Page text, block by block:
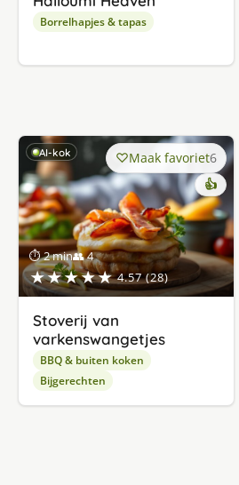
Borrelhapjes & tapas
AI-kok
⏱ 2 min👥 4
★★★★★ 4.57 (28)
Maak favoriet6
👍
Stoverij van
varkenswangetjes
BBQ & buiten koken
Bijgerechten